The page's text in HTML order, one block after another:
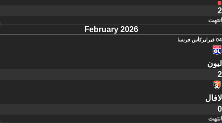
2
انتهت
February 2026
04 فبراير كأس فرنسا
ليون
2
لافال
0
انتهت